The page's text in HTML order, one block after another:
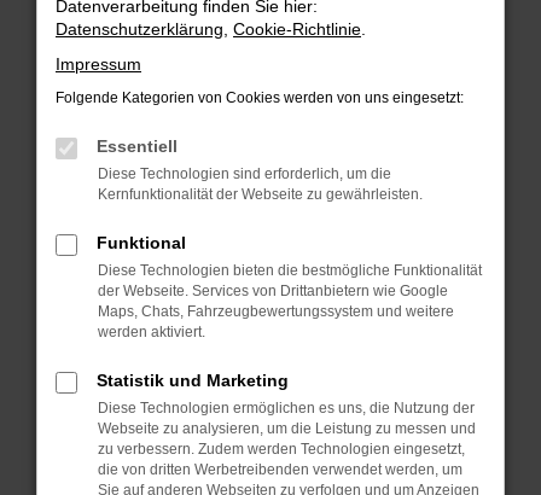
Internetverbindung.
Laden andere Webseiten, zum Beispiel deine
Suchmaschine?
Prüfe deine Browsererweiterungen.
können das Laden bestimmter Seiten
verhindern. Funktioniert die Seite in einem
anderen Browser oder in einem privaten
Starte dein Gerät neu.
Das kann manchmal helfen, vorübergehende
Probleme zu beheben.
Betriebssystem auf dem neuesten Stand
sind.
Veraltete Software birgt nicht nur ein
Sicherheitsrisiko, sondern kann auch dazu
führen, dass bestimmte Funktionen nicht mehr
Datenverarbeitung finden Sie hier:
Datenschutzerklärung Cookie-Richtlinie
Impressum
Folgende Kategorien von Cookies werden von uns eingesetzt:
Essentiell
Diese Technologien sind erforderlich, um die
Kernfunktionalität der Webseite zu gewährleisten.
Funktional
Diese Technologien bieten die bestmögliche Funktionalität
der Webseite. Services von Drittanbietern wie Google
Maps, Chats, Fahrzeugbewertungssystem und weitere
werden aktiviert.
Statistik und Marketing
Diese Technologien ermöglichen es uns, die Nutzung der
Webseite zu analysieren, um die Leistung zu messen und
zu verbessern. Zudem werden Technologien eingesetzt,
die von dritten Werbetreibenden verwendet werden, um
Sie auf anderen Webseiten zu verfolgen und um Anzeigen